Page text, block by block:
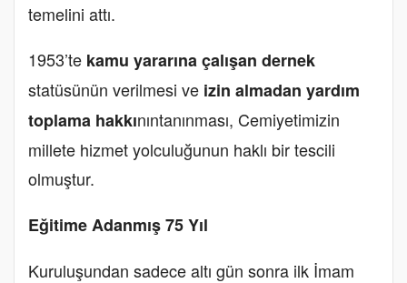
temelini attı.
1953’te kamu yararına çalışan dernek
statüsünün verilmesi ve izin almadan yardım
toplama hakkınıntanınması, Cemiyetimizin
millete hizmet yolculuğunun haklı bir tescili
olmuştur.
Eğitime Adanmış 75 Yıl
Kuruluşundan sadece altı gün sonra ilk İmam